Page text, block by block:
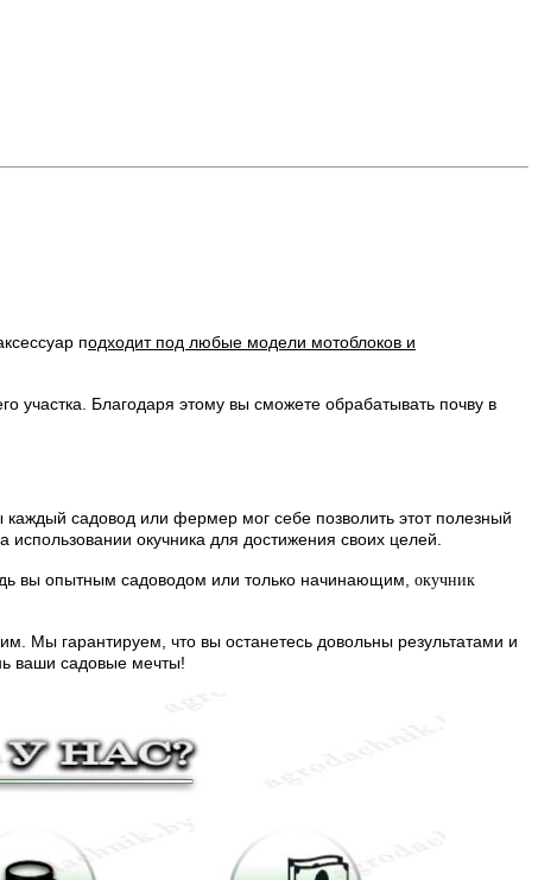
подходит под любые модели мотоблоков и
участка. Благодаря этому вы сможете обрабатывать почву в
каждый садовод или фермер мог себе позволить этот полезный
окучника для достижения своих целей.
вы опытным садоводом или только начинающим, окучник
Мы гарантируем, что вы останетесь довольны результатами и
ваши садовые мечты!